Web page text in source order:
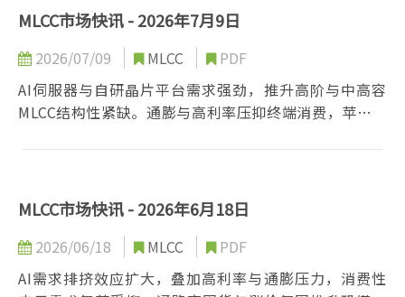
MLCC市场快讯 - 2026年7月9日
2026/07/09 MLCC
PDF
AI伺服器与自研晶片平台需求强劲，推升高阶与中高容
MLCC结构性紧缺。通膨与高利率压抑终端消费，苹果等
Taiyo产能向AI规格移转，库存偏低，通路与代理商调涨
与价格压力将进一步升高
MLCC市场快讯 - 2026年6月18日
2026/06/18 MLCC
PDF
AI需求排挤效应扩大，叠加高利率与通膨压力，消费性